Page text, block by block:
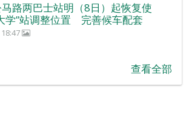
路两巴士站明（8日）起恢复使
”站调整位置 完善候车配套
查看全部